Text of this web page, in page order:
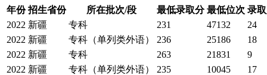
年份 招生省份 所在批次/段 最低录取分 最低位次 录
2022 新疆 专科 231 47132
24
2022 新疆 专科（单列类外语） 236 25186
18
2022 新疆 专科 263 21831
9
2022 新疆 专科（单列类外语） 235 10045 17